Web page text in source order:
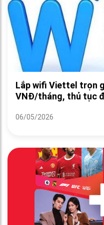
Lắp wifi Viettel trọn
VNĐ/tháng, thủ tục
06/05/2026